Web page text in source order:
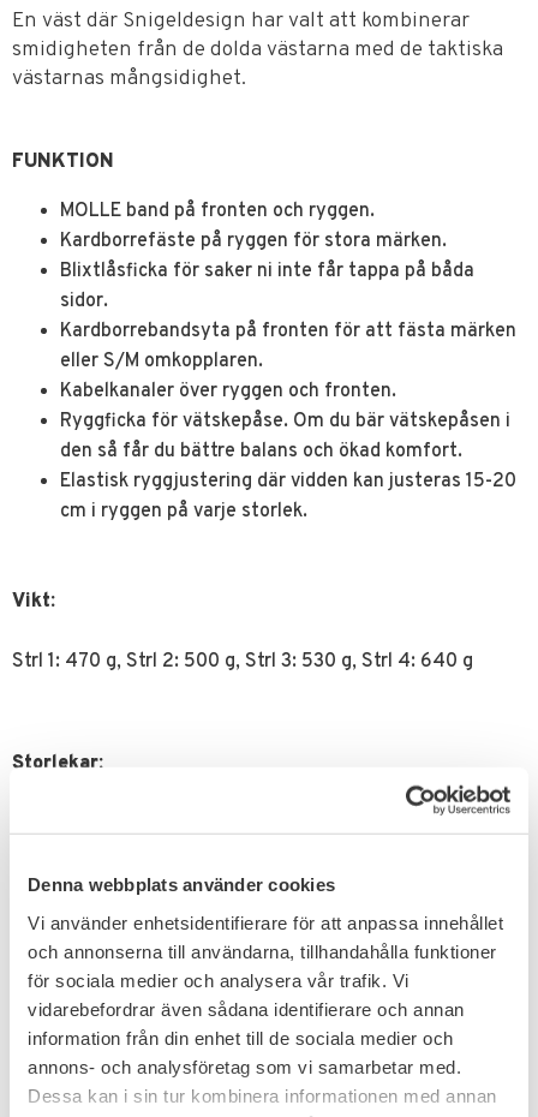
Denna webbplats använder cookies
Vi använder enhetsidentifierare för att anpassa innehållet
och annonserna till användarna, tillhandahålla funktioner
för sociala medier och analysera vår trafik. Vi
vidarebefordrar även sådana identifierare och annan
information från din enhet till de sociala medier och
annons- och analysföretag som vi samarbetar med.
Dessa kan i sin tur kombinera informationen med annan
En väst där Snigeldesign har valt att kombinerar
smidigheten från de dolda västarna med de taktiska
västarnas mångsidighet.
FUNKTION
MOLLE band på fronten och ryggen.
Kardborrefäste på ryggen för stora märken.
Blixtlåsficka för saker ni inte får tappa på båda
sidor.
Kardborrebandsyta på fronten för att fästa märken
eller S/M omkopplaren.
Kabelkanaler över ryggen och fronten.
Ryggficka för vätskepåse. Om du bär vätskepåsen i
den så får du bättre balans och ökad komfort.
Elastisk ryggjustering där vidden kan justeras 15-20
cm i ryggen på varje storlek.
Vikt:
Strl 1: 470 g, Strl 2: 500 g, Strl 3: 530 g, Strl 4: 640 g
Storlekar:
3= 100-120 cm midja
4= 110-130 cm midja
Relaterade produkter
12%